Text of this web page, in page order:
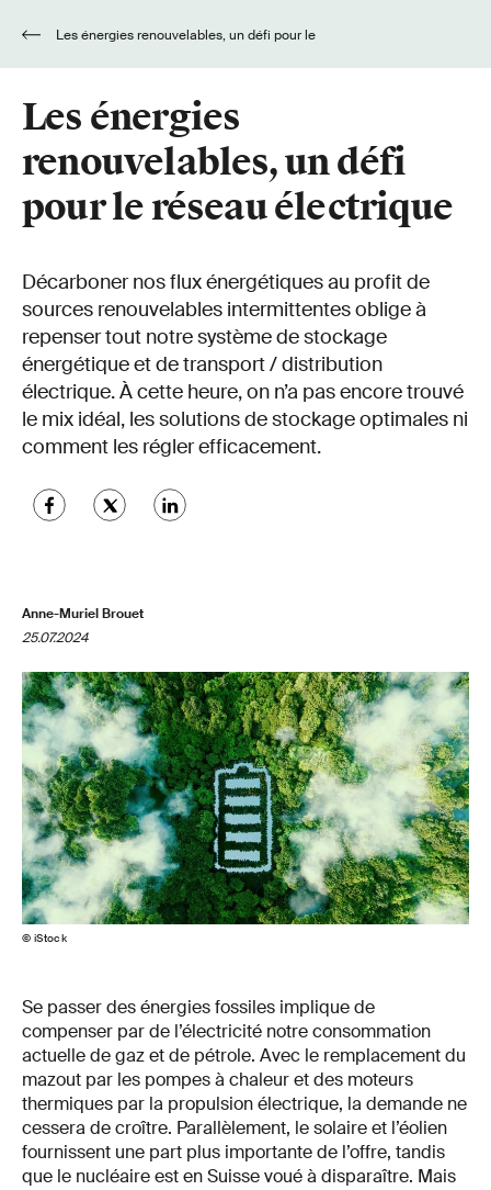
Les énergies
renouvelables, un défi
pour le réseau électrique
Décarboner nos flux énergétiques au profit de
sources renouvelables intermittentes oblige à
repenser tout notre système de stockage
énergétique et de transport / distribution
électrique. À cette heure, on n’a pas encore trouvé
le mix idéal, les solutions de stockage optimales ni
comment les régler efficacement.
Anne-Muriel Brouet
25.07.2024
© iStock
Se passer des énergies fossiles implique de
compenser par de l’électricité notre consommation
actuelle de gaz et de pétrole. Avec le remplacement du
mazout par les pompes à chaleur et des moteurs
thermiques par la propulsion électrique, la demande ne
cessera de croître. Parallèlement, le solaire et l’éolien
fournissent une part plus importante de l’offre, tandis
que le nucléaire est en Suisse voué à disparaître. Mais